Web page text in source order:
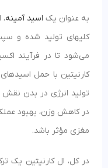
به عنوان یک اسید آمینه
کلیهای تولید شده و
می‌شود تا در فرآیند
کارنیتین با حمل
تولید انرژی در بدن
در کاهش وزن، بهبود
مغزی مؤثر باشد.
در کل، ال کارنیتین یک